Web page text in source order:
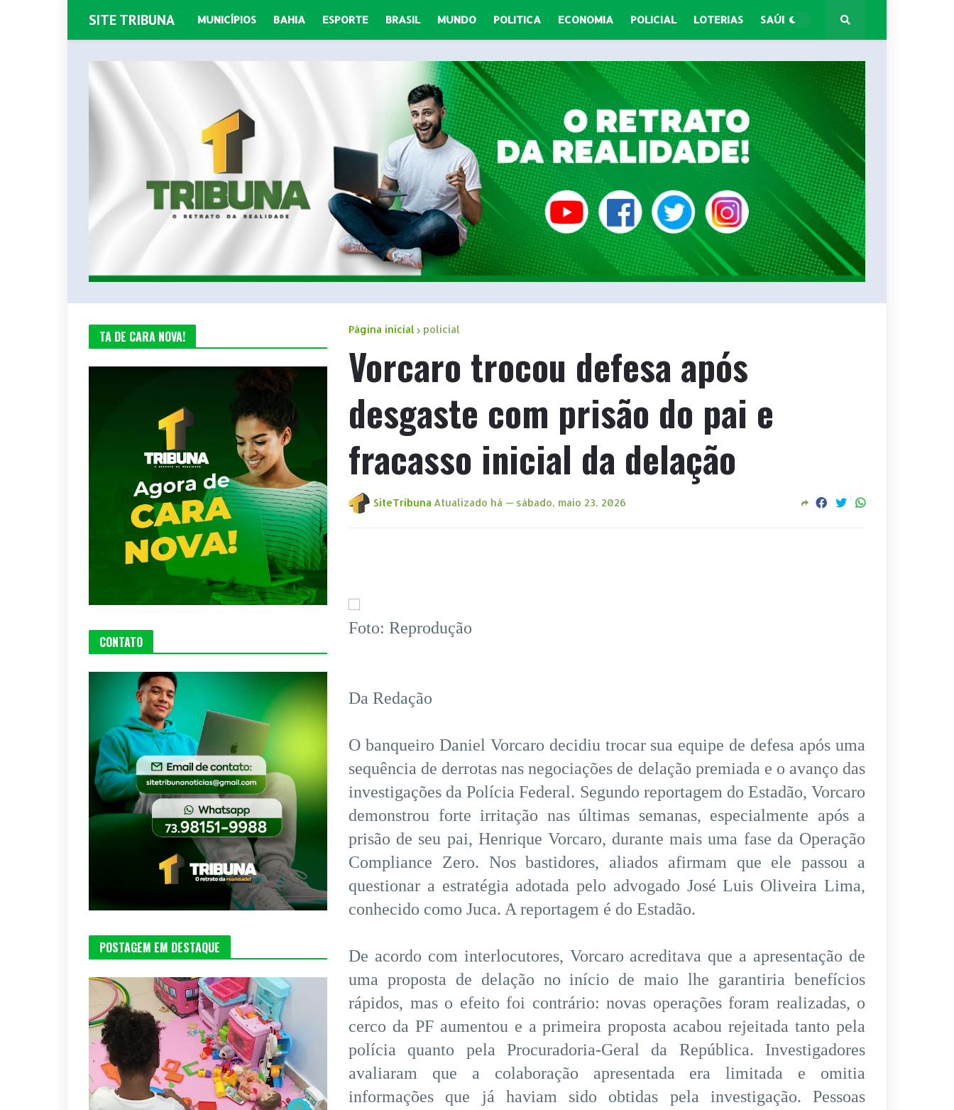
SITE TRIBUNA MUNICÍPIOS BAHIA ESPORTE BRASIL MUNDO POLITICA ECONOMIA POLICIAL LOTERIAS SAÚDE
Página inicial policial
Vorcaro trocou defesa após
desgaste com prisão do pai e
fracasso inicial da delação
SiteTribuna Atualizado há — sábado, maio 23, 2026
Foto: Reprodução
Da Redação
O banqueiro Daniel Vorcaro decidiu trocar sua equipe de defesa após uma
sequência de derrotas nas negociações de delação premiada e o avanço das
investigações da Polícia Federal. Segundo reportagem do Estadão, Vorcaro
demonstrou forte irritação nas últimas semanas, especialmente após a
prisão de seu pai, Henrique Vorcaro, durante mais uma fase da Operação
Compliance Zero. Nos bastidores, aliados afirmam que ele passou a
questionar a estratégia adotada pelo advogado José Luis Oliveira Lima,
conhecido como Juca. A reportagem é do Estadão.
De acordo com interlocutores, Vorcaro acreditava que a apresentação de
uma proposta de delação no início de maio lhe garantiria benefícios
rápidos, mas o efeito foi contrário: novas operações foram realizadas, o
cerco da PF aumentou e a primeira proposta acabou rejeitada tanto pela
polícia quanto pela Procuradoria-Geral da República. Investigadores
avaliaram que a colaboração apresentada era limitada e omitia
informações que já haviam sido obtidas pela investigação. Pessoas
TA DE CARA NOVA!
CONTATO
POSTAGEM EM DESTAQUE